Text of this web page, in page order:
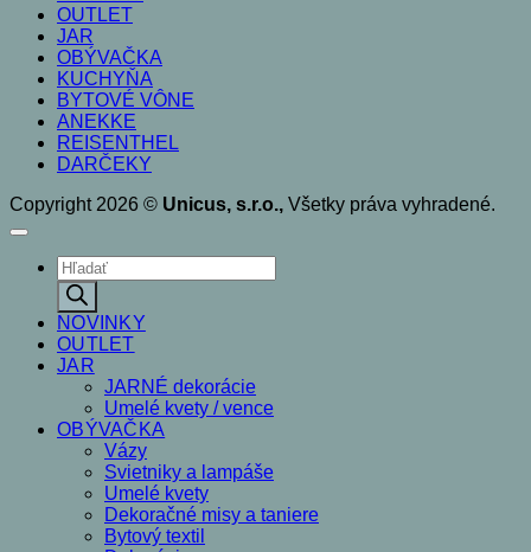
OUTLET
JAR
OBÝVAČKA
KUCHYŇA
BYTOVÉ VÔNE
ANEKKE
REISENTHEL
DARČEKY
Copyright 2026 © Unicus, s.r.o., Všetky práva vyhradené.
Products
search
NOVINKY
OUTLET
JAR
JARNÉ dekorácie
Umelé kvety / vence
OBÝVAČKA
Vázy
Svietniky a lampáše
Umelé kvety
Dekoračné misy a taniere
Bytový textil